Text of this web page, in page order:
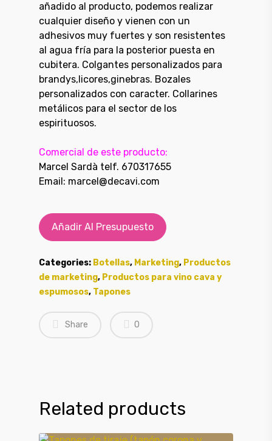
añadido al producto, podemos realizar
cualquier diseño y vienen con un
adhesivos muy fuertes y son resistentes
al agua fría para la posterior puesta en
cubitera. Colgantes personalizados para
brandys,licores,ginebras. Bozales
personalizados con caracter. Collarines
metálicos para el sector de los
espirituosos.
Comercial de este producto:
Marcel Sardà telf. 670317655
Email: marcel@decavi.com
Añadir Al Presupuesto
Categories: Botellas, Marketing, Productos
de marketing, Productos para vino cava y
espumosos, Tapones
Share 0
Related products